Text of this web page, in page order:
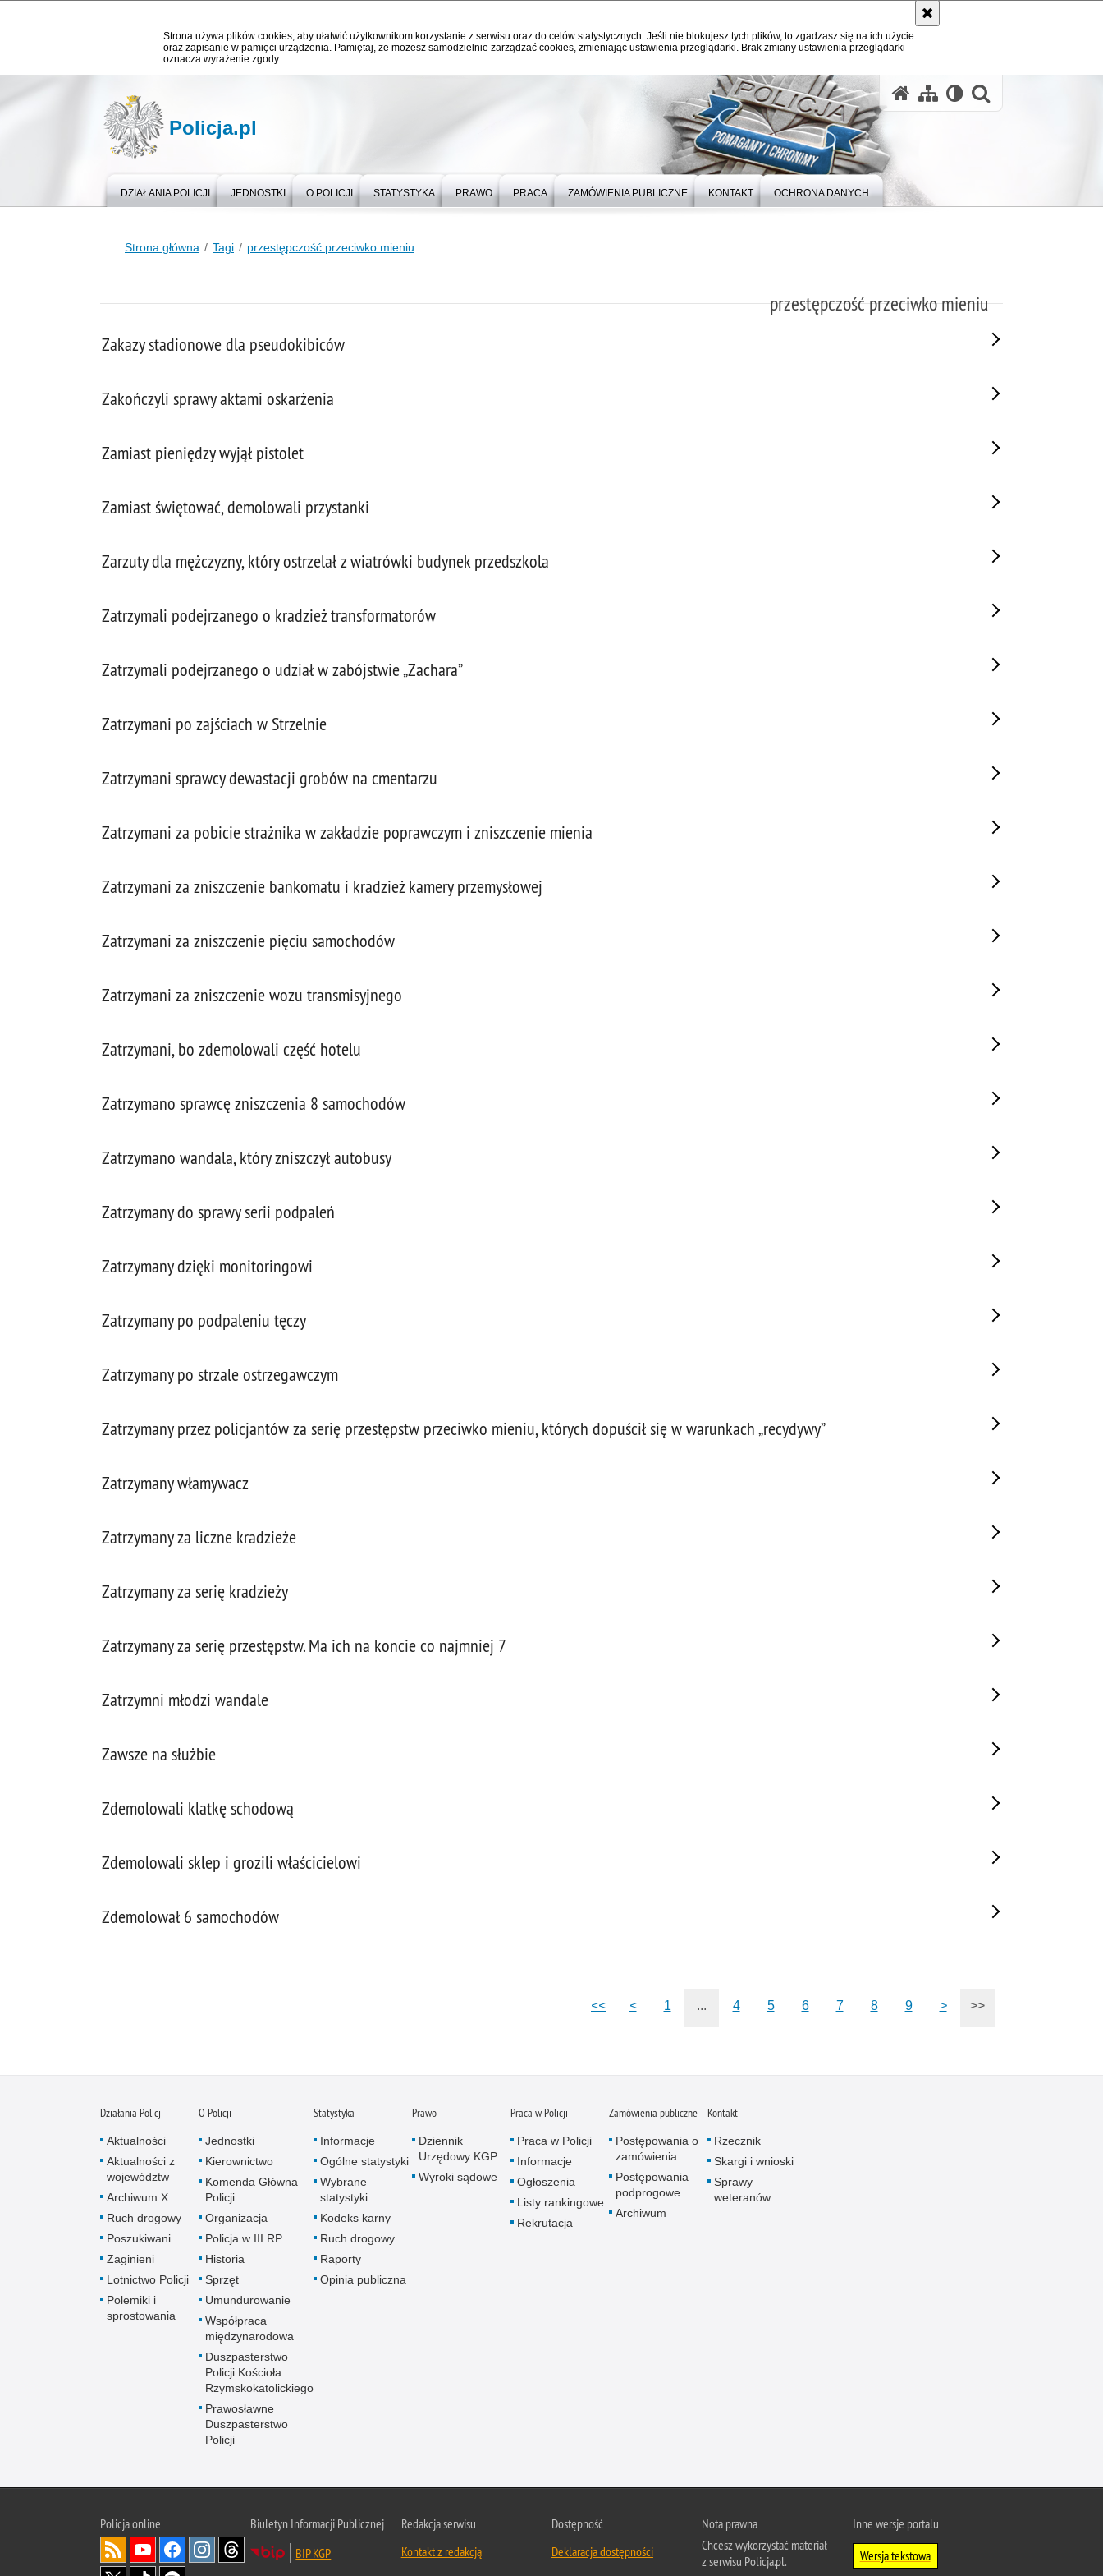
Strona używa plików cookies, aby ułatwić użytkownikom korzystanie z serwisu oraz do celów statystycznych. Jeśli nie blokujesz tych plików, to zgadzasz się na ich użycie
oraz zapisanie w pamięci urządzenia. Pamiętaj, że możesz samodzielnie zarządzać cookies, zmieniając ustawienia przeglądarki. Brak zmiany ustawienia przeglądarki
oznacza wyrażenie zgody.
Policja.pl
DZIAŁANIA POLICJI JEDNOSTKI O POLICJI STATYSTYKA PRAWO PRACA ZAMÓWIENIA PUBLICZNE KONTAKT OCHRONA DANYCH
Strona główna Tagi przestępczość przeciwko mieniu
przestępczość przeciwko mieniu
Zakazy stadionowe dla pseudokibiców
Zakończyli sprawy aktami oskarżenia
Zamiast pieniędzy wyjął pistolet
Zamiast świętować, demolowali przystanki
Zarzuty dla mężczyzny, który ostrzelał z wiatrówki budynek przedszkola
Zatrzymali podejrzanego o kradzież transformatorów
Zatrzymali podejrzanego o udział w zabójstwie „Zachara”
Zatrzymani po zajściach w Strzelnie
Zatrzymani sprawcy dewastacji grobów na cmentarzu
Zatrzymani za pobicie strażnika w zakładzie poprawczym i zniszczenie mienia
Zatrzymani za zniszczenie bankomatu i kradzież kamery przemysłowej
Zatrzymani za zniszczenie pięciu samochodów
Zatrzymani za zniszczenie wozu transmisyjnego
Zatrzymani, bo zdemolowali część hotelu
Zatrzymano sprawcę zniszczenia 8 samochodów
Zatrzymano wandala, który zniszczył autobusy
Zatrzymany do sprawy serii podpaleń
Zatrzymany dzięki monitoringowi
Zatrzymany po podpaleniu tęczy
Zatrzymany po strzale ostrzegawczym
Zatrzymany przez policjantów za serię przestępstw przeciwko mieniu, których dopuścił się w warunkach „recydywy”
Zatrzymany włamywacz
Zatrzymany za liczne kradzieże
Zatrzymany za serię kradzieży
Zatrzymany za serię przestępstw. Ma ich na koncie co najmniej 7
Zatrzymni młodzi wandale
Zawsze na służbie
Zdemolowali klatkę schodową
Zdemolowali sklep i grozili właścicielowi
Zdemolował 6 samochodów
<< < 1 ... 4 5 6 7 8 9 > >>
Działania Policji
Aktualności
Aktualności z
województw
Archiwum X
Ruch drogowy
Poszukiwani
Zaginieni
Lotnictwo Policji
Polemiki i
sprostowania
O Policji
Jednostki
Kierownictwo
Komenda Główna
Policji
Organizacja
Policja w III RP
Historia
Sprzęt
Umundurowanie
Współpraca
międzynarodowa
Duszpasterstwo
Policji Kościoła
Rzymskokatolickiego
Prawosławne
Duszpasterstwo
Policji
Statystyka
Informacje
Ogólne statystyki
Wybrane
statystyki
Kodeks karny
Ruch drogowy
Raporty
Opinia publiczna
Prawo
Dziennik
Urzędowy KGP
Wyroki sądowe
Praca w Policji
Praca w Policji
Informacje
Ogłoszenia
Listy rankingowe
Rekrutacja
Zamówienia publiczne
Postępowania o
zamówienia
Postępowania
podprogowe
Archiwum
Kontakt
Rzecznik
Skargi i wnioski
Sprawy
weteranów
Policjaonline
Biuletyn Informacji Publicznej
BIP KGP
Redakcja serwisu
Kontakt z redakcją
Dostępność
Deklaracja dostępności
Nota prawna
Chcesz wykorzystać materiał
z serwisu Policja.pl.
Inne wersje portalu
Wersja tekstowa